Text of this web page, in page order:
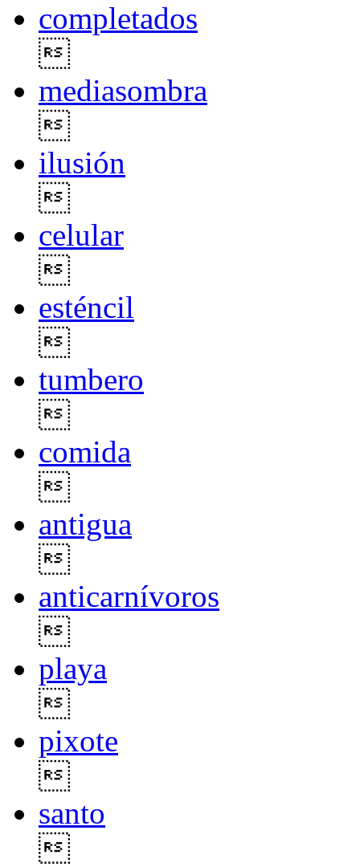
completados
mediasombra
ilusión
celular
esténcil
tumbero
comida
antigua
anticarnívoros
playa
pixote
santo